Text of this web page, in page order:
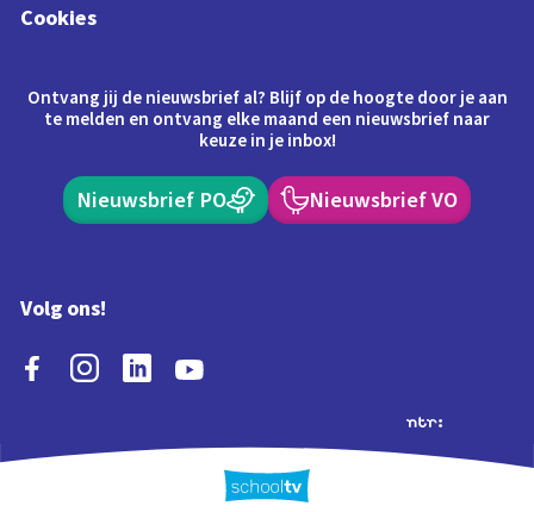
Cookies
Ontvang jij de nieuwsbrief al? Blijf op de hoogte door je aan
te melden en ontvang elke maand een nieuwsbrief naar
keuze in je inbox!
Nieuwsbrief PO Nieuwsbrief VO
Volg ons!